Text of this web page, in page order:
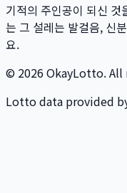
기적의 주인공이 되신
는 그 설레는 발걸음, 신
요.
© 2026 OkayLotto. All
Lotto data provided